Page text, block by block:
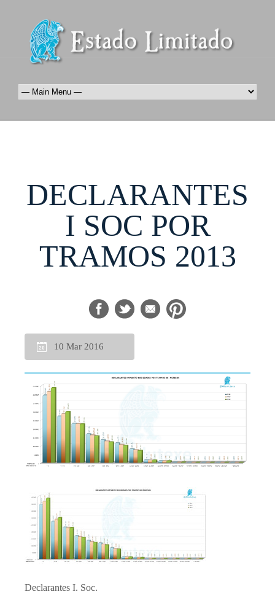
DECLARANTES
I SOC POR
TRAMOS 2013
10 Mar 2016
Declarantes I. Soc.